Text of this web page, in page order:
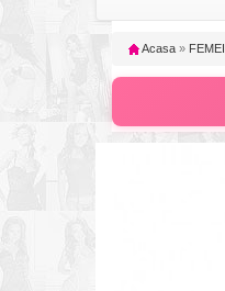
Acasa » FEMEI